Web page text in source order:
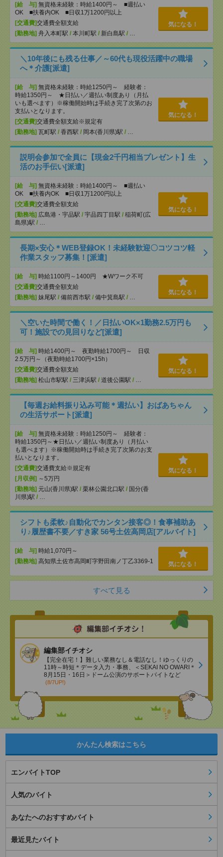
[給 与] 無資格未経験：時給1400円～ ■週払い
OK ■扶養内OK ■日収1万1200円以上
[交通費]交通費全額支給
[勤務地] 舟入本町駅 / 本川町駅 / 新白島駅 / …
気になる！
＼10年後にも残る仕事／～60代も現役活躍中の職場
へ＊介護[派遣]
[給 与] 無資格未経験：時給1250円～ 経験者：
時給1350円～ ★日払い／週払い制度あり（月払
いも選べます）※稼働開始時は手続き完了次第のお
支払いとなります。
[交通費]交通費全額支給※規定有
[勤務地] 瓦町駅 / 香西駅 / 岡本(香川県)駅 / …
気になる！
説明会参加で全員に【現金2千円相当プレゼント】生
活のお手伝い[派遣]
[給 与] 無資格未経験：時給1400円～ ■週払い
OK ■扶養内OK ■日収1万1200円以上
[交通費]交通費全額支給
[勤務地] 広島港・宇品駅 / 宇品四丁目駅 / 稲荷町(広
島県)駅 / …
気になる！
長期×安心＊WEB登録OK！未経験歓迎〇コツコツ軽
作業スタッフ募集！[派遣]
[給 与] 時給1100円～1400円 ★Wワーク不可
[交通費]交通費全額支給
[勤務地] 妹尾駅 / 備前西市駅 / 備中箕島駅 / …
気になる！
＼空いた時間で働く！／日払いOK×1勤務2.5万円も
可！施設での見回りなど[派遣]
[給 与] 時給1400円～ 夜勤時給1700円～ 日収
2.5万円～（夜勤時給1700円×15h）
[交通費]交通費全額支給
[勤務地] 松山市駅駅 / 三津浜駅 / 道後公園駅 / …
気になる！
【毎週お給料振り込み可能＊週払い】おばあちゃん
の生活サポート[派遣]
[給 与] 無資格未経験：時給1250円～ 経験者：
時給1350円～★日払い／週払い制度あり（月払い
も選べます）※稼働開始時は手続き完了次第のお支
払いとなります。
[交通費]交通費支給※規定有
[月収例] ～5万円
[勤務地] 元山(香川県)駅 / 栗林公園北口駅 / 国分(香
川県)駅 / …
気になる！
シフトも柔軟♪自動化でカンタン接客◎！食事補助あ
り♪履歴書不要／すき家 56号土佐高岡店[アルバイト]
[給 与] 時給1,070円～
[勤務地] 高知県土佐市高岡町字野田南ノ丁乙3369-1 気になる！
すべて見る
編集部イチオシ
【完全在宅！】難しい業務なし＆電話なし！ゆっくりの
11時～時短＊データ入力・事務、＜SEKAI NO OWARI＊
8月15日・16日＞ドーム公演のサポートバイトなど
(8/7UP!)
かんたん検索はこちら
エンバイトTOP
人気のバイト
あなたへのおすすめバイト
最近見たバイト